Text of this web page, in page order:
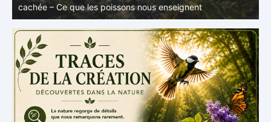
– Pourquoi les poissons restent des poissons